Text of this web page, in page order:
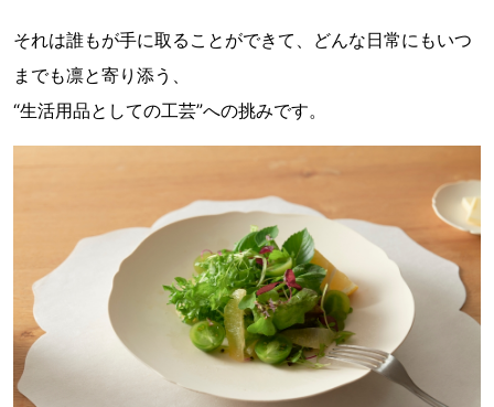
それは誰もが手に取ることができて、どんな⽇常にもいつ
までも凛と寄り添う、
“生活用品としての工芸”への挑みです。